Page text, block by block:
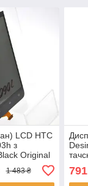
LCD HTC
з
Original
1 483 ₴